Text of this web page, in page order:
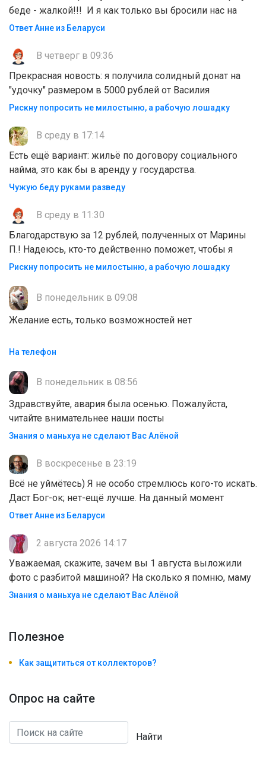
беде - жалкой!!! И я как только вы бросили нас на
Ответ Анне из Беларуси
В четверг в 09:36
Прекрасная новость: я получила солидный донат на
"удочку" размером в 5000 рублей от Василия
Рискну попросить не милостыню, а рабочую лошадку
В среду в 17:14
Есть ещё вариант: жильё по договору социального
найма, это как бы в аренду у государства.
Чужую беду руками разведу
В среду в 11:30
Благодарствую за 12 рублей, полученных от Марины
П.! Надеюсь, кто-то действенно поможет, чтобы я
Рискну попросить не милостыню, а рабочую лошадку
В понедельник в 09:08
Желание есть, только возможностей нет
На телефон
В понедельник в 08:56
Здравствуйте, авария была осенью. Пожалуйста,
читайте внимательнее наши посты
Знания о маньхуа не сделают Вас Алëной
В воскресенье в 23:19
Всё не уймётесь) Я не особо стремлюсь кого-то искать.
Даст Бог-ок; нет-ещё лучше. На данный момент
Ответ Анне из Беларуси
2 августа 2026 14:17
Уважаемая, скажите, зачем вы 1 августа выложили
фото с разбитой машиной? На сколько я помню, маму
Знания о маньхуа не сделают Вас Алëной
Полезноe
Как защититься от коллекторов?
Опрос на сайте
Найти